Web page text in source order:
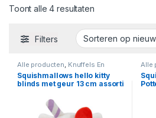
Toont alle 4 resultatenGesorteerd op
Filters
Alle producten, Knuffels En
Pluche Overige
Squishmallows hello kitty
blinds met geur 13 cm assorti
Alle